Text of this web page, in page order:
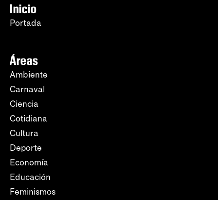
Inicio
Portada
Áreas
Ambiente
Carnaval
Ciencia
Cotidiana
Cultura
Deporte
Economía
Educación
Feminismos